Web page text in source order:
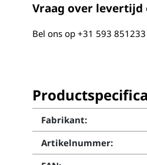
Vraag over levertijd
Bel ons op +31 593 851233
Fabrikant:
Artikelnummer: